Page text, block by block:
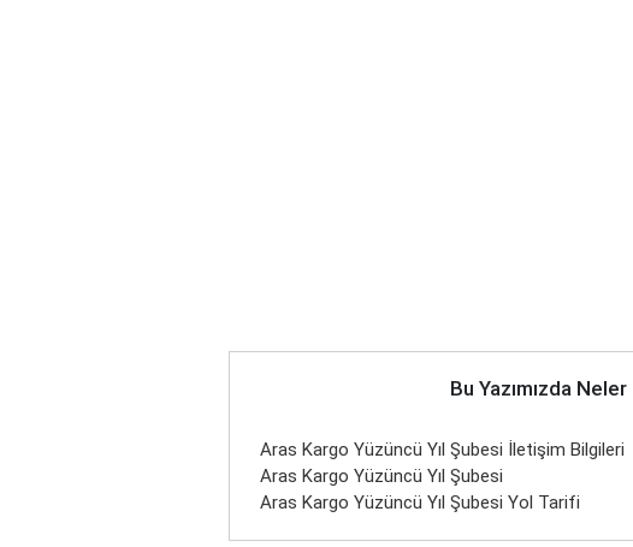
Bu Yazımızda
Aras Kargo Yüzüncü Yıl Şubesi İletişim Bilgileri
Aras Kargo Yüzüncü Yıl Şubesi
Aras Kargo Yüzüncü Yıl Şubesi Yol Tarifi